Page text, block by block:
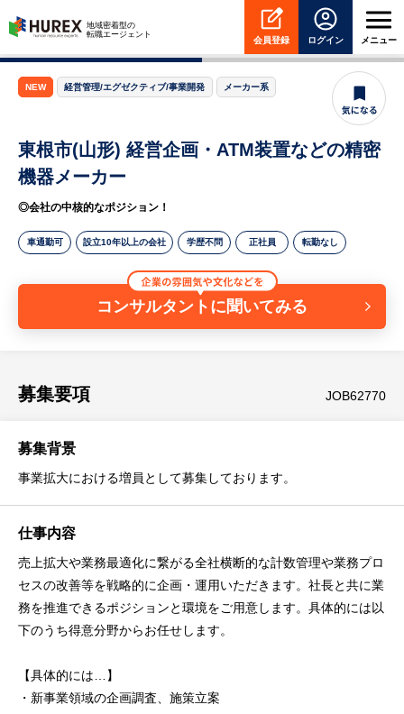
HUREX
地域密着型の
転職エージェント
会員登録 ログイン メニュー
NEW 経営管理/エグゼクティブ/事業開発 メーカー系
東根市(山形) 経営企画・ATM装置などの精密
機器メーカー
◎会社の中核的なポジション！
車通勤可 設立10年以上の会社 学歴不問 正社員 転勤なし
コンサルタントに聞いてみる
募集要項 JOB62770
募集背景
事業拡大における増員として募集しております。
仕事内容
売上拡大や業務最適化に繋がる全社横断的な計数管理や業務プロ
セスの改善等を戦略的に企画・運用いただきます。社長と共に業
務を推進できるポジションと環境をご用意します。具体的には以
下のうち得意分野からお任せします。
【具体的には…】
・新事業領域の企画調査、施策立案